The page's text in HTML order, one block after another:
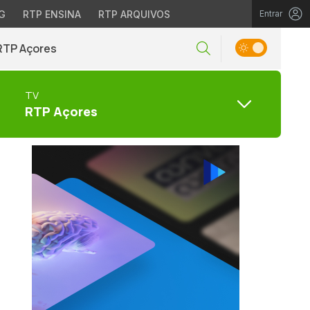
RTP ENSINA RTP ARQUIVOS Entrar
Açores
TV
RTP Açores